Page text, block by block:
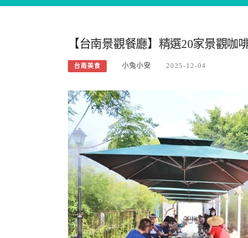
【台南景觀餐廳】精選20家景觀咖
台南美食 小兔小安 2025-12-04